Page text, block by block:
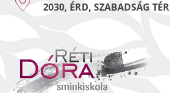
2030, ÉRD, SZABADSÁG TÉR